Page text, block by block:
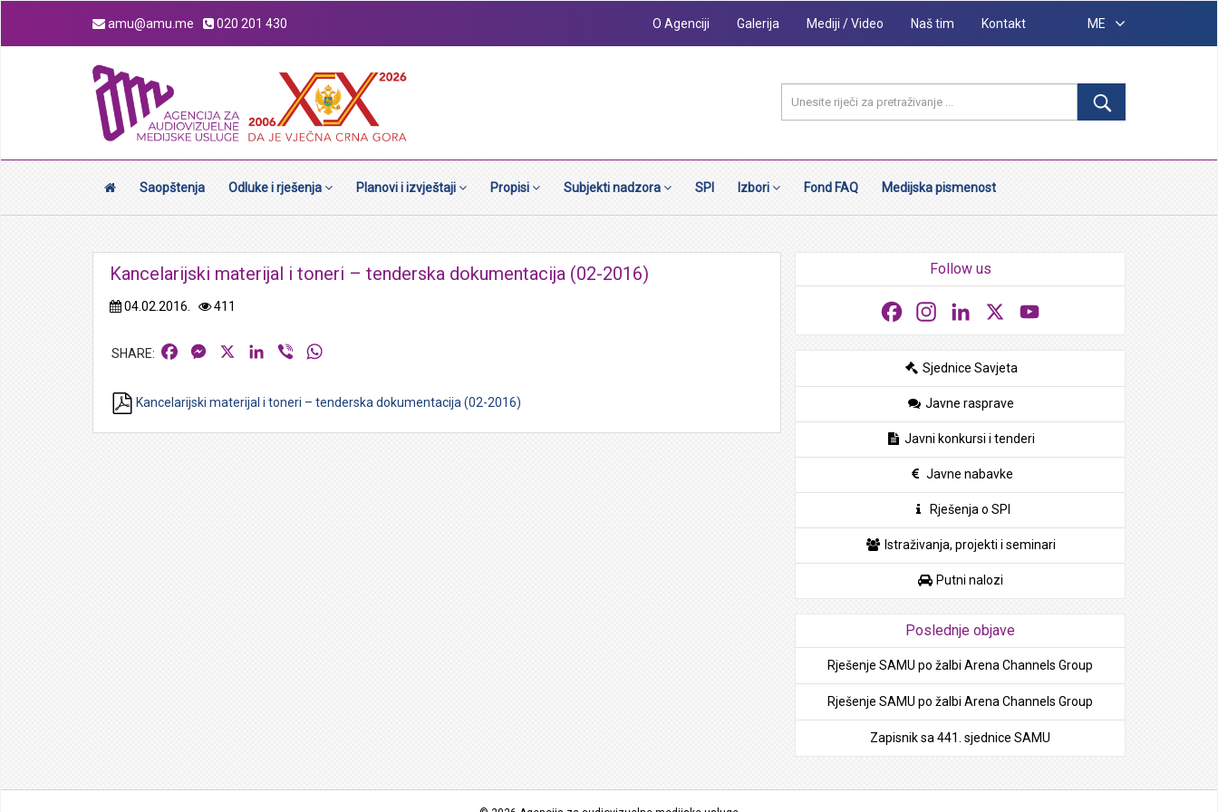
amu@amu.me 020 201 430 O Agenciji Galerija Mediji / Video Naš tim Kontakt ME
Saopštenja Odluke i rješenja Planovi i izvještaji Propisi Subjekti nadzora SPI Izbori Fond FAQ Medijska pismenost
Kancelarijski materijal i toneri – tenderska dokumentacija (02-2016)
04.02.2016. 411
FacebookMessengerLinkedIn
Viber
Kancelarijski materijal i toneri – tenderska dokumentacija (02-2016)
Follow us
FacebookInstagramLinkedIn
Sjednice Savjeta
Javne rasprave
Javni konkursi i tenderi
Javne nabavke
Rješenja o SPI
Istraživanja, projekti i seminari
Putni nalozi
Poslednje objave
Rješenje SAMU po žalbi Arena Channels Group
Rješenje SAMU po žalbi Arena Channels Group
Zapisnik sa 441. sjednice SAMU